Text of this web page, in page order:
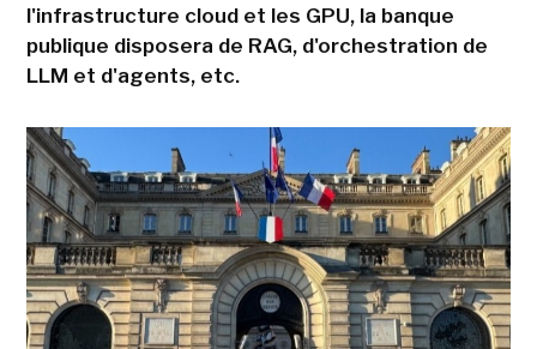
l'infrastructure cloud et les GPU, la banque
publique disposera de RAG, d'orchestration de
LLM et d'agents, etc.